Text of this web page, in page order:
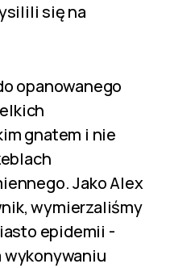
się na
opanowanego
gnatem i nie
Jako Alex
wymierzaliśmy
epidemii -
wykonywaniu